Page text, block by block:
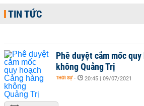
TIN TỨC
Phê duyệt cắm mốc quy
không Quảng Trị
THỜI SỰ - 20:45 | 09/07/2021